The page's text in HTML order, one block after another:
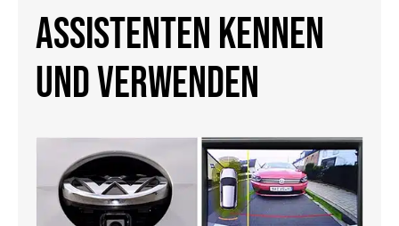
Assistenten kennen
und verwenden